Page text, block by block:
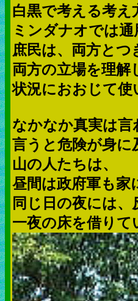
白黒で考える考え
ミンダナオでは通
庶民は、両方とつ
両方の立場を理解
状況におおじて使
なかなか真実は言
言うと危険が身
山の人たちは、
昼間は政府軍も家
同じ日の夜には、
一夜の床を借りて